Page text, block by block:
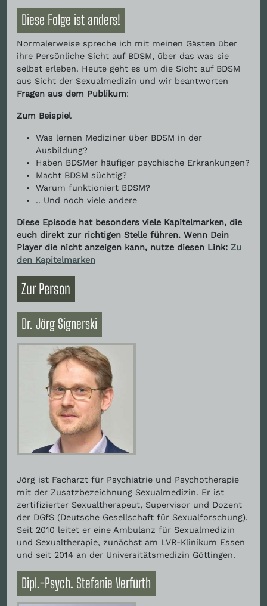
Diese Folge ist anders!
Normalerweise spreche ich mit meinen Gästen über
ihre Persönliche Sicht auf BDSM, über das was sie
selbst erleben. Heute geht es um die Sicht auf BDSM
aus Sicht der Sexualmedizin und wir beantworten
Fragen aus dem Publikum:
Zum Beispiel
Was lernen Mediziner über BDSM in der
Ausbildung?
Haben BDSMer häufiger psychische Erkrankungen?
Macht BDSM süchtig?
Warum funktioniert BDSM?
.. Und noch viele andere
Diese Episode hat besonders viele Kapitelmarken, die
euch direkt zur richtigen Stelle führen. Wenn Dein
Player die nicht anzeigen kann, nutze diesen Link: Zu
den Kapitelmarken
Zur Person
Dr. Jörg Signerski
Jörg ist Facharzt für Psychiatrie und Psychotherapie
mit der Zusatzbezeichnung Sexualmedizin. Er ist
zertifizierter Sexualtherapeut, Supervisor und Dozent
der DGfS (Deutsche Gesellschaft für Sexualforschung).
Seit 2010 leitet er eine Ambulanz für Sexualmedizin
und Sexualtherapie, zunächst am LVR-Klinikum Essen
und seit 2014 an der Universitätsmedizin Göttingen.
Dipl.-Psych. Stefanie Verfürth